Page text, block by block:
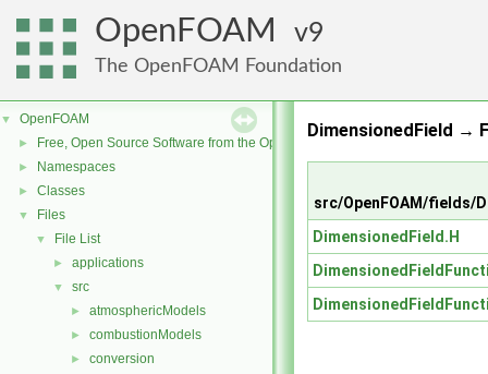
OpenFOAM 9
The OpenFOAM Foundation
▼ OpenFOAM
► Free, Open Source Software from the OpenFOAM Foundation
► Namespaces
► Classes
▼ Files
▼ File List
► applications
▼ src
► atmosphericModels
► combustionModels
► conversion
DimensionedField →
src/OpenFOAM/fields/
DimensionedField.H